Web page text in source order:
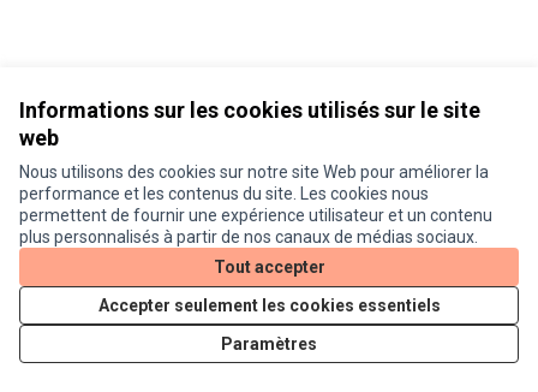
Informations sur les cookies utilisés sur le site
web
Nous utilisons des cookies sur notre site Web pour améliorer la
performance et les contenus du site. Les cookies nous
permettent de fournir une expérience utilisateur et un contenu
plus personnalisés à partir de nos canaux de médias sociaux.
Tout accepter
Accepter seulement les cookies essentiels
Paramètres
Conditions d'utilisation
Paramètres des cookies
Je participe ! sur X
(Lien externe)
Je participe ! sur Facebook
Je participe ! sur Instagram
Site réalisé grâce aulogiciel libre Decidim .
Licence
(Lien